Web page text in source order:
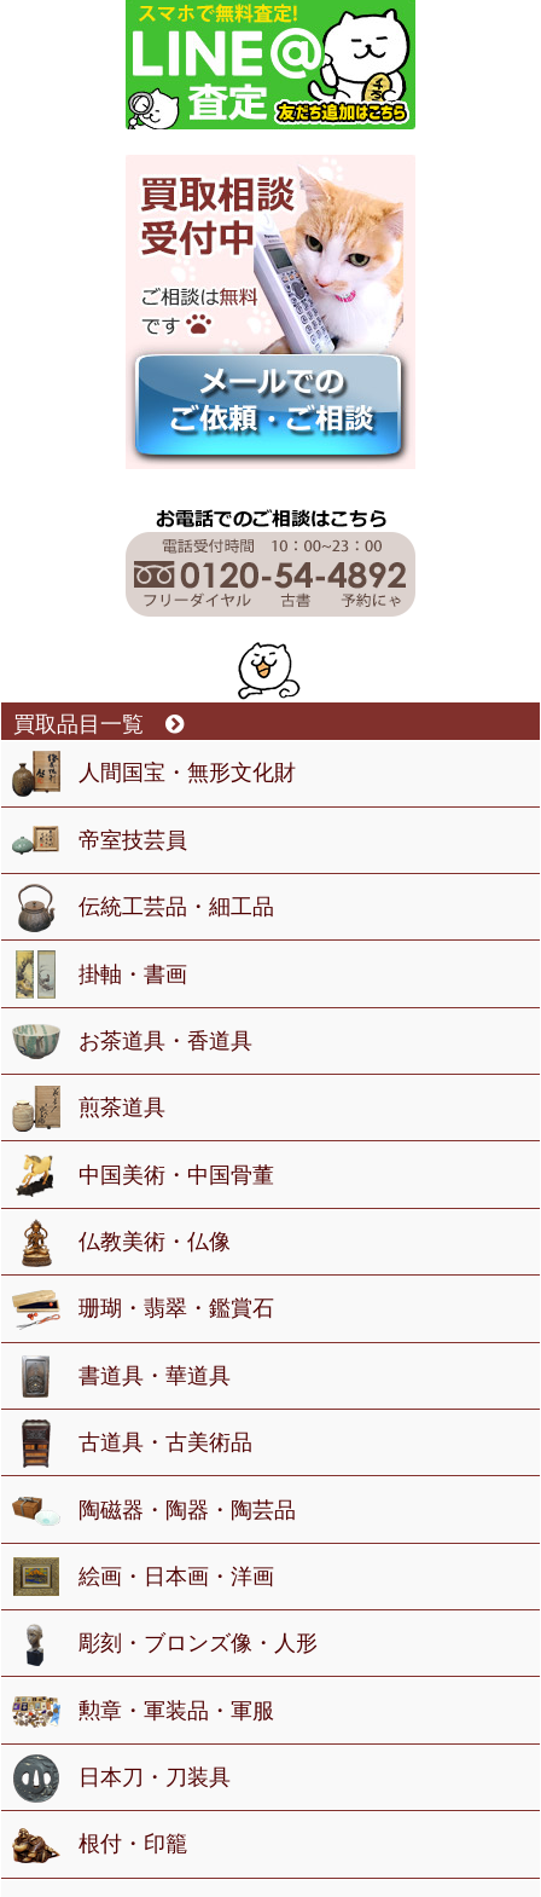
買取品目一覧
人間国宝・無形文化財
帝室技芸員
伝統工芸品・細工品
掛軸・書画
お茶道具・香道具
煎茶道具
中国美術・中国骨董
仏教美術・仏像
珊瑚・翡翠・鑑賞石
書道具・華道具
古道具・古美術品
陶磁器・陶器・陶芸品
絵画・日本画・洋画
彫刻・ブロンズ像・人形
勲章・軍装品・軍服
日本刀・刀装具
根付・印籠